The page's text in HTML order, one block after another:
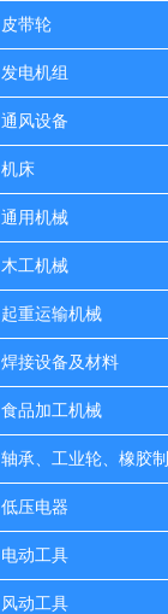
皮带轮
发电机组
通风设备
机床
通用机械
木工机械
起重运输机械
焊接设备及材料
食品加工机械
轴承、工业轮、橡胶
低压电器
电动工具
风动工具